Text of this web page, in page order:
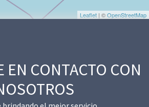
Leaflet | ©OpenStreetMap
EN CONTACTO CON